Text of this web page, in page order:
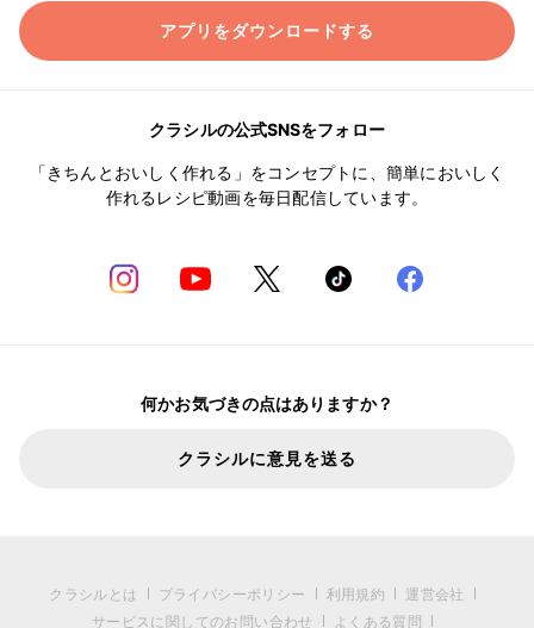
アプリをダウンロードする
クラシルの公式SNSをフォロー
「きちんとおいしく作れる」をコンセプトに、簡単においしく
作れるレシピ動画を毎日配信しています。
何かお気づきの点はありますか？
クラシルに意見を送る
クラシルとは プライバシーポリシー 利用規約
運営会社
サービスに関してのお問い合わせ
よくある質問